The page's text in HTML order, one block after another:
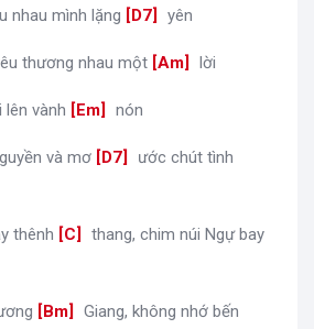
nhau mình lặng [D7 yên
thương nhau một [Am lời
vành [Em nón
và mơ [D7 ước chút tình
thênh [C
thang, chim núi Ngự bay
[Bm
Giang, không nhớ bến